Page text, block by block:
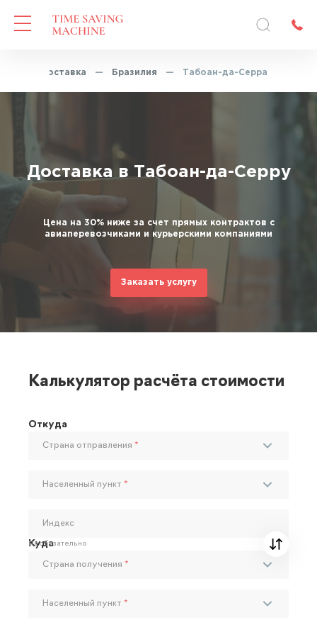
доставка — Бразилия — Табоан-да-Серра
Доставка в Табоан-да-Серру
Цена на 30% ниже за счет прямых контрактов с
авиаперевозчиками и курьерскими компаниями
Заказать услугу
Калькулятор расчёта стоимости
Откуда
Страна отправления *
Населенный пункт *
Индекс
Необязательно
Куда
Страна получения *
Населенный пункт *